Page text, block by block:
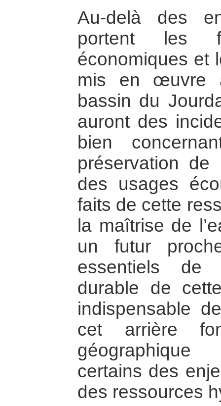
Au-delà des
portent les
économiques et
mis en œuvre
bassin du
auront des
bien
préservation de
des usages
faits de cette
la maîtrise de
un futur
essentiels de
durable de
indispensable
cet arrière
certains des
des ressources